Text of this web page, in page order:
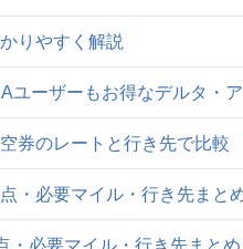
りやすく解説
ーザーもお得なデルタ・
券のレートと行き先で比較
・必要マイル・行き先まと